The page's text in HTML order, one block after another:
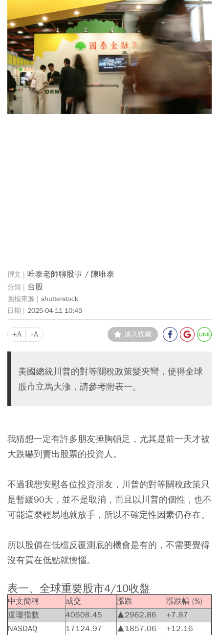
唯泰老師聊股事 / 陳唯泰
台股
shutterstock
2025-04-11 10:45
+A -A 加入收藏
美國總統川普的對等關稅政策髮夾彎，使得全球
股市立馬大漲，請參考附表一。
我猜想一定有許多朋友捶胸頓足，尤其是前一天才被
大跌嚇到賣出股票的投資人。
不過我想安慰各位投資朋友，川普的對等關稅政策只
是暫緩90天，並不是取消，而且以川普的個性，也不
可能這麼輕易地就放手，所以不確定性因素仍存在。
所以股價在低檔反覆測底的機會是有的，不需要覺得
沒有買在低點就懊惱。
表一、全球重要股市4/10收盤
中文簡稱 成交 漲跌 漲跌幅 (%)
道瓊指數
40608.45 ▲2962.86
+7.87
NASDAQ
17124.97 ▲1857.06 +12.16